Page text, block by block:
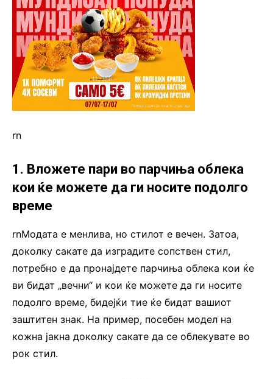
rn
1. Вложете пари во парчиња облека
кои ќе можете да ги носите подолго
време
rnМодата е менлива, но стилот е вечен. Затоа,
доколку сакате да изградите сопствен стил,
потребно е да пронајдете парчиња облека кои ќе
ви бидат „вечни“ и кои ќе можете да ги носите
подолго време, бидејќи тие ќе бидат вашиот
заштитен знак. На пример, посебен модел на
кожна јакна доколку сакате да се облекувате во
рок стил.